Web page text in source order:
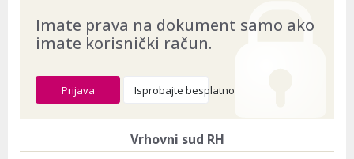
ECLI:
ECLI:HR:VSRH:2020:2823
Naslov: Rev 4591/2019-2
Imate prava na dokument samo ako
imate korisnički račun.
Prijava Isprobajte besplatno
Vrhovni sud RH